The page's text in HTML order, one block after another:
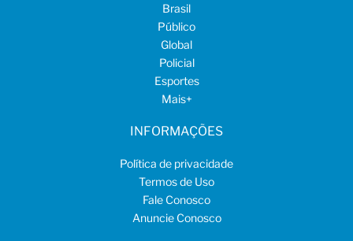
Brasil
Público
Global
Policial
Esportes
Mais+
INFORMAÇÕES
Política de privacidade
Termos de Uso
Fale Conosco
Anuncie Conosco